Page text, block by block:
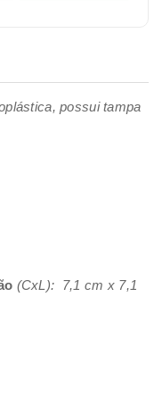
possui tampa
(CxL): 7,1 cm x 7,1